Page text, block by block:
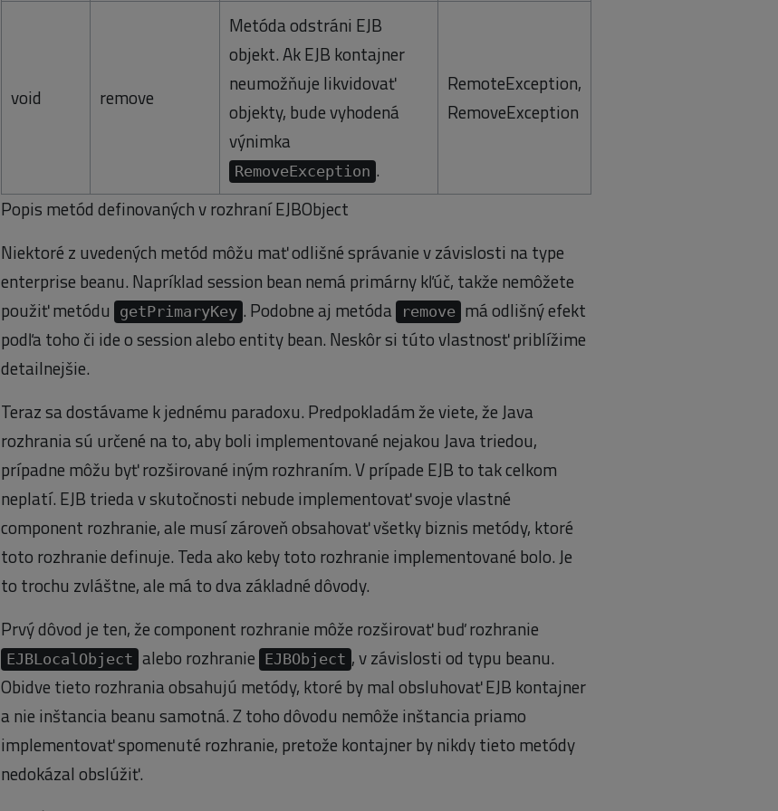
void remove
Metóda odstráni EJB
objekt. Ak EJB kontajner
neumožňuje likvidovať
objekty, bude vyhodená
výnimka
RemoveException .
RemoteException,
RemoveException
Popis metód definovaných v rozhraní EJBObject
Niektoré z uvedených metód môžu mať odlišné správanie v závislosti na type
enterprise beanu. Napríklad session bean nemá primárny kľúč, takže nemôžete
použiť metódu
getPrimaryKey . Podobne aj metóda remove má odlišný efekt
podľa toho či ide o session alebo entity bean. Neskôr si túto vlastnosť priblížime
detailnejšie.
Teraz sa dostávame k jednému paradoxu. Predpokladám že viete, že Java
rozhrania sú určené na to, aby boli implementované nejakou Java triedou,
prípadne môžu byť rozširované iným rozhraním. V prípade EJB to tak celkom
neplatí. EJB trieda v skutočnosti nebude implementovať svoje vlastné
component rozhranie, ale musí zároveň obsahovať všetky biznis metódy, ktoré
toto rozhranie definuje. Teda ako keby toto rozhranie implementované bolo. Je
to trochu zvláštne, ale má to dva základné dôvody.
Prvý dôvod je ten, že component rozhranie môže rozširovať buď rozhranie
EJBLocalObject alebo rozhranie EJBObject , v závislosti od typu beanu.
Obidve tieto rozhrania obsahujú metódy, ktoré by mal obsluhovať EJB kontajner
a nie inštancia beanu samotná. Z toho dôvodu nemôže inštancia priamo
implementovať spomenuté rozhranie, pretože kontajner by nikdy tieto metódy
nedokázal obslúžiť.